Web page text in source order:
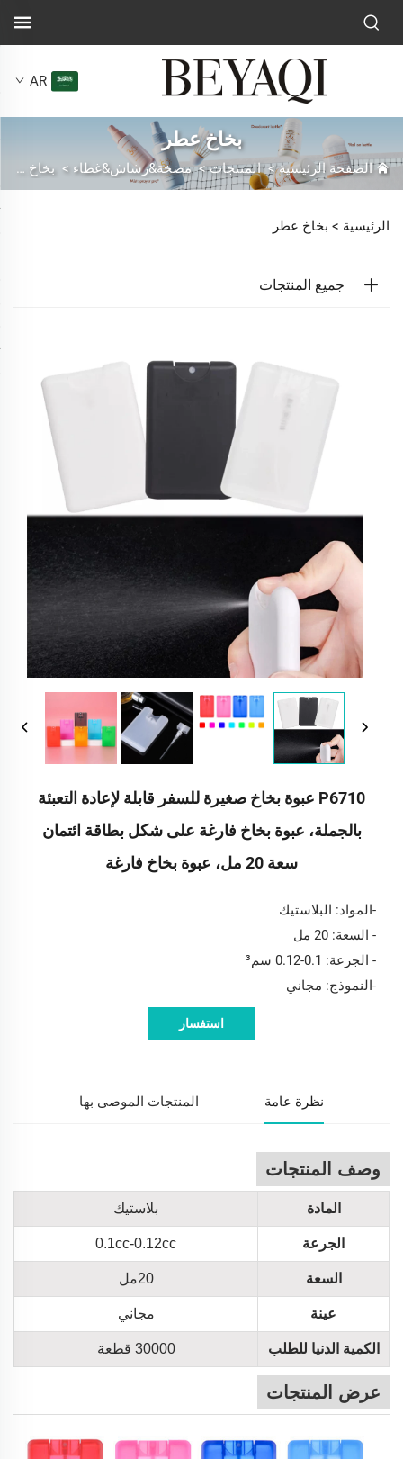
AR
بخاخ عطر
الصفحة الرئيسية>المنتجات>مضخة&رشاش&غطاء > بخاخ عطر
الرئيسية > بخاخ عطر
جميع المنتجات
P6710 عبوة بخاخ صغيرة للسفر قابلة لإعادة التعبئة
بالجملة، عبوة بخاخ فارغة على شكل بطاقة ائتمان
سعة 20 مل، عبوة بخاخ فارغة
-المواد: البلاستيك
- السعة: 20 مل
- الجرعة: 0.1-0.12 سم³
-النموذج: مجاني
استفسار
نظرة عامة المنتجات الموصى بها
وصف المنتجات
المادة بلاستيك
الجرعة 0.1cc-0.12cc
السعة 20مل
عينة مجاني
الكمية الدنيا للطلب 30000 قطعة
عرض المنتجات